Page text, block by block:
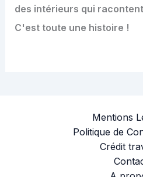
des intérieurs qui
C'est toute une histoire !
Mentions
Politique de
Crédit